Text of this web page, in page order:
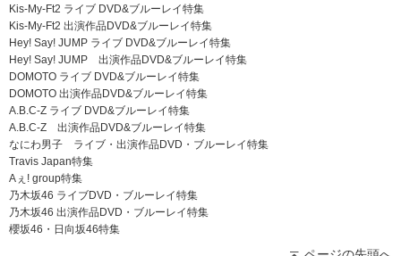
Kis-My-Ft2 ライブ DVD&ブルーレイ特集
Kis-My-Ft2 出演作品DVD&ブルーレイ特集
Hey! Say! JUMP ライブ DVD&ブルーレイ特集
Hey! Say! JUMP 出演作品DVD&ブルーレイ特集
DOMOTO ライブ DVD&ブルーレイ特集
DOMOTO 出演作品DVD&ブルーレイ特集
A.B.C-Z ライブ DVD&ブルーレイ特集
A.B.C-Z 出演作品DVD&ブルーレイ特集
なにわ男子 ライブ・出演作品DVD・ブルーレイ特集
Travis Japan特集
Aぇ! group特集
乃木坂46 ライブDVD・ブルーレイ特集
乃木坂46 出演作品DVD・ブルーレイ特集
櫻坂46・日向坂46特集